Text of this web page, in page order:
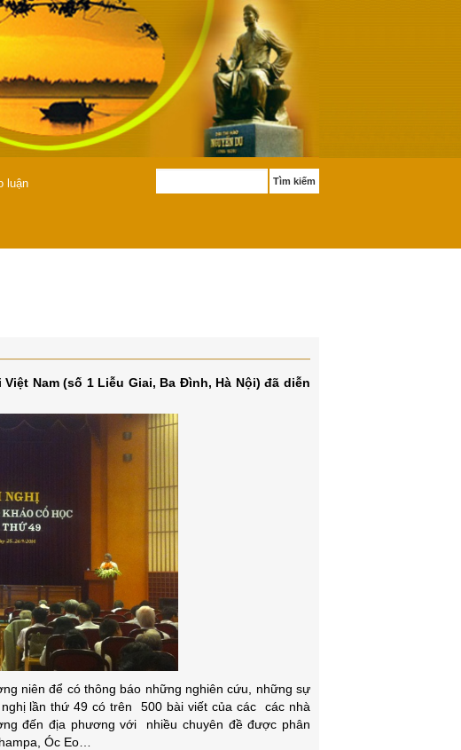
luận Tìm kiếm
Nam (số 1 Liễu Giai, Ba Đình, Hà Nội) đã diễn
niên để có thông báo những nghiên cứu, những sự
lần thứ 49 có trên 500 bài viết của các các nhà
đến địa phương với nhiều chuyên đề được phân
Óc Eo…